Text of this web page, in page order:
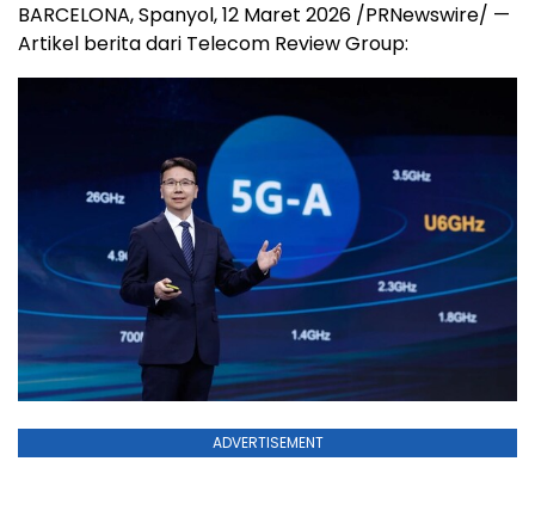
BARCELONA, Spanyol, 12 Maret 2026 /PRNewswire/ —
Artikel berita dari Telecom Review Group:
ADVERTISEMENT